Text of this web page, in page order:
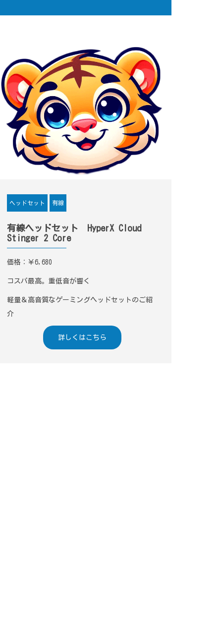
ヘッドセット 有線
有線ヘッドセット HyperX Cloud
Stinger 2 Core
価格：￥6,680
コスパ最高。重低音が響く
軽量＆高音質なゲーミングヘッドセットのご紹
介
詳しくはこちら